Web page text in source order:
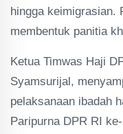
hingga keimigrasian.
membentuk panitia
Ketua Timwas Haji
Syamsurijal,
pelaksanaan ibadah
Paripurna DPR RI